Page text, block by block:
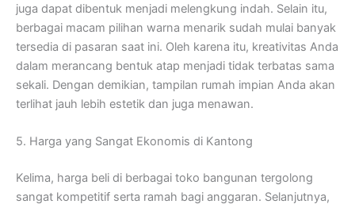
juga dapat dibentuk menjadi melengkung indah. Selain itu,
berbagai macam pilihan warna menarik sudah mulai banyak
tersedia di pasaran saat ini. Oleh karena itu, kreativitas Anda
dalam merancang bentuk atap menjadi tidak terbatas sama
sekali. Dengan demikian, tampilan rumah impian Anda akan
terlihat jauh lebih estetik dan juga menawan.
5. Harga yang Sangat Ekonomis di Kantong
Kelima, harga beli di berbagai toko bangunan tergolong
sangat kompetitif serta ramah bagi anggaran. Selanjutnya,